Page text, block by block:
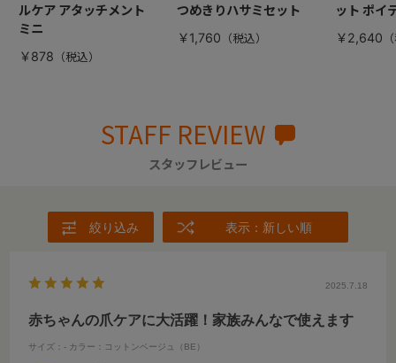
ルケア アタッチメント
ミニ
￥878
つめきりハサミセット
￥1,760
ット ポイ
￥2,640
STAFF REVIEW
スタッフレビュー
絞り込み 表示：新しい順
2025.7.18
赤ちゃんの爪ケアに大活躍！家族みんなで使えます
サイズ：- カラー：コットンベージュ（BE）